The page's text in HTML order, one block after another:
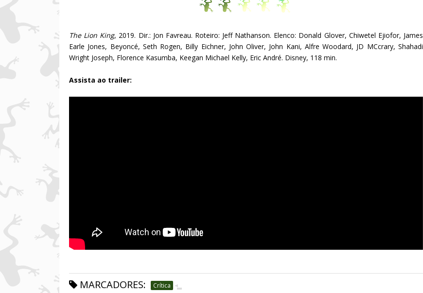
The Lion King, 2019. Dir.: Jon Favreau. Roteiro: Jeff Nathanson. Elenco: Donald Glover, Chiwetel Ejiofor, James
Earle Jones, Beyoncé, Seth Rogen, Billy Eichner, John Oliver, John Kani, Alfre Woodard, JD MCcrary, Shahadi
Wright Joseph, Florence Kasumba, Keegan Michael Kelly, Eric André. Disney, 118 min.
Assista ao trailer:
MARCADORES: Crítica